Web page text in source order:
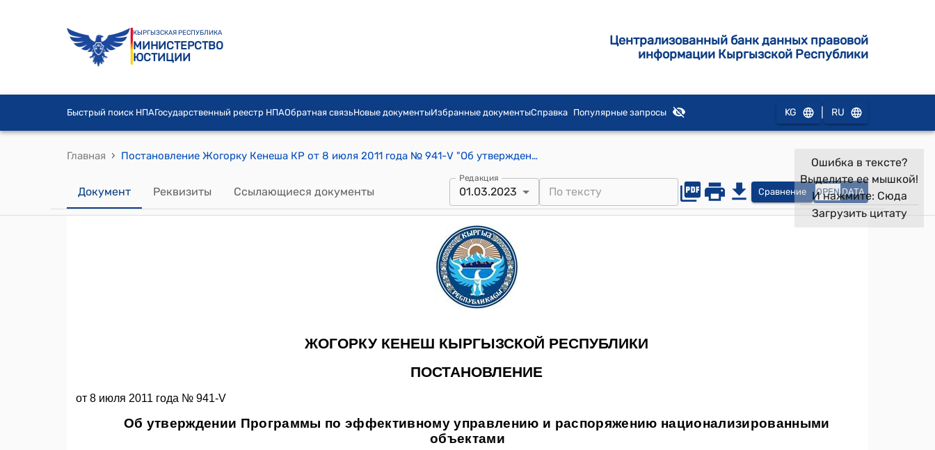
КЫРГЫЗСКАЯ РЕСПУБЛИКА
МИНИСТЕРСТВО
ЮСТИЦИИ
Централизованный банк данных правовой
информации Кыргызской Республики
Быстрый поиск НПАГосударственный реестр НПАОбратная связьНовые документыИзбранные документыСправка Популярные запросы KG RU
Главная › Постановление Жогорку Кенеша КР от 8 июля 2011 года № 941-V "Об утверждении Программы по эффективному управлению и распоряжению национализированными объектами"
Документ Реквизиты Ссылающиеся документы
Редакция
01.03.2023 Сравнение OPEN DATA
Ошибка в тексте?
Выделите ее мышкой!
И нажмите: Сюда
Загрузить цитату